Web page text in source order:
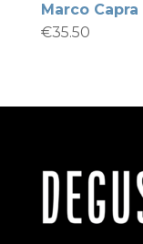
Marco Capra
€35.50